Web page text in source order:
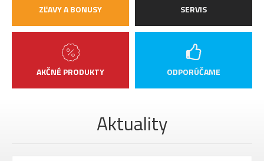
PREDSTAVEC Satori URSA 35 x 35 mm
SEDLO
Fizik Terra Aidon X1
SEDLOVKA
teleskopická sedlovka Fox
Transfer Factory Kashima
31,6mm
120 kg
ZĽAVY A BONUSY
AKČNÉ PRODUKTY
SERVIS
ODPORÚČAME
Aktuality